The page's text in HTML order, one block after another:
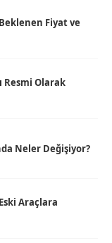
Fiyat ve
Resmi Olarak
Neler Değişiyor?
Araçlara